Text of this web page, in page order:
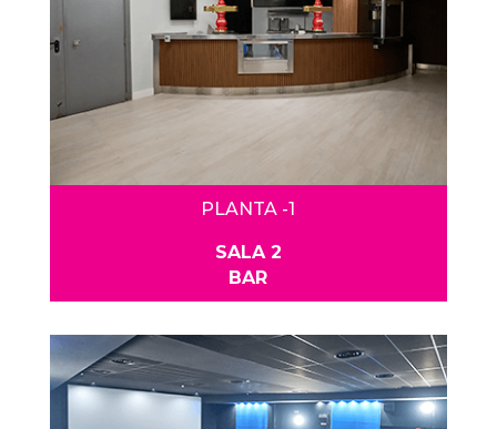
PLANTA -1
SALA 2
BAR